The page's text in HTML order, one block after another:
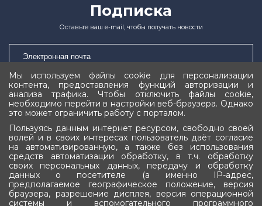
Подписка
Оставьте ваш e-mail, чтобы получать новости
Подписаться
Государственное Собрание (Ил Тумэн)
Республики Саха (Якутия)
Мы используем файлы cookie для персонализации
контента, предоставления функций авторизации и
анализа трафика. Чтобы отключить файлы cookie,
необходимо перейти в настройки веб-браузера. Однако
это может ограничить работу с порталом.
Пользуясь данным интернет ресурсом, свободно своей
волей и в своих интересах пользователь даёт согласие
на автоматизированную, а также без использования
средств автоматизации обработку, в т.ч. обработку
своих персональных данных, передачу и обработку
данных о посетителе (а именно IP-адрес,
предполагаемое географическое положение, версия
браузера, разрешение дисплея, версия операционной
системы и вспомогательного программного